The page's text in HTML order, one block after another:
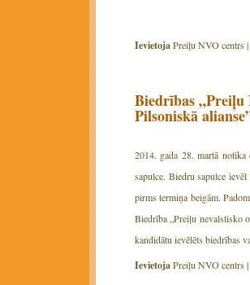
IevietojaPreiļu NVO centrs |
Biedrības „Preiļu
Pilsoniskā
2014. gada 28. martā
sapulce. Biedru sapulce
pirms termiņa beigām.
Biedrība „Preiļu nevalstisko
kandidātu ievēlēts biedrības
IevietojaPreiļu NVO centrs |